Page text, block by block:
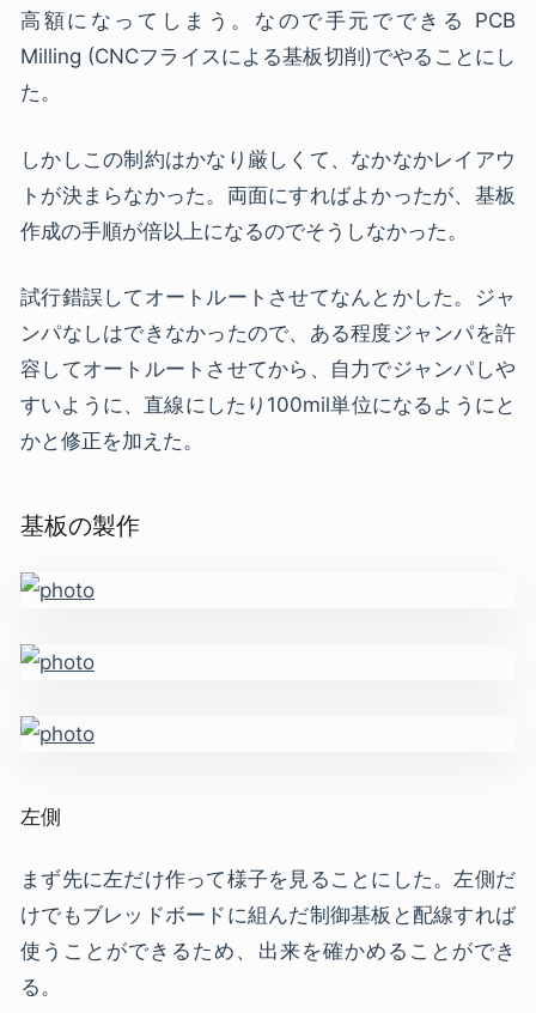
高額になってしまう。なので手元でできる PCB
Milling (CNCフライスによる基板切削)でやることにし
た。
しかしこの制約はかなり厳しくて、なかなかレイアウ
トが決まらなかった。両面にすればよかったが、基板
作成の手順が倍以上になるのでそうしなかった。
試行錯誤してオートルートさせてなんとかした。ジャ
ンパなしはできなかったので、ある程度ジャンパを許
容してオートルートさせてから、自力でジャンパしや
すいように、直線にしたり100mil単位になるようにと
かと修正を加えた。
基板の製作
左側
まず先に左だけ作って様子を見ることにした。左側だ
けでもブレッドボードに組んだ制御基板と配線すれば
使うことができるため、出来を確かめることができ
る。